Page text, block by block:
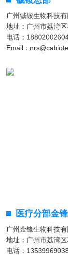
广州铖铵生物科技有
地址：广州市荔湾
电话：
Email：
医疗分部金
广州金锋生物科技有
地址：广州市荔湾
电话：